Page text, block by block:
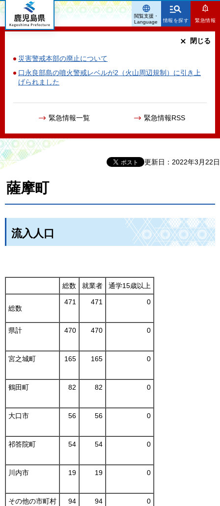
鹿児島県
情報を探す 緊急情報
災害警戒本部の廃止について
口永良部島の噴火警戒レベルが2（火山周辺規制）に引き上
げられました
緊急情報一覧 緊急情報RSS
閉じる
閲覧支援・
Language
更新日：2022年3月22日
薩摩町
流入人口
総数 就業者 通学15歳以上
総数
471 471 0
県計 470 470 0
宮之城町 165 165 0
鶴田町 82 82 0
大口市 56 56 0
祁答院町 54 54 0
川内市 19 19 0
その他の市町村 94 94 0